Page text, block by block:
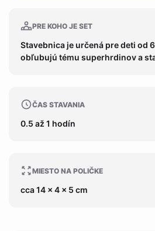
PRE KOHO JE SET
Stavebnica je určená pre deti od
obľubujú tému superhrdinov a
ČAS STAVANIA
0.5 až 1 hodín
MIESTO NA POLIČKE
cca 14 x 4 x 5 cm